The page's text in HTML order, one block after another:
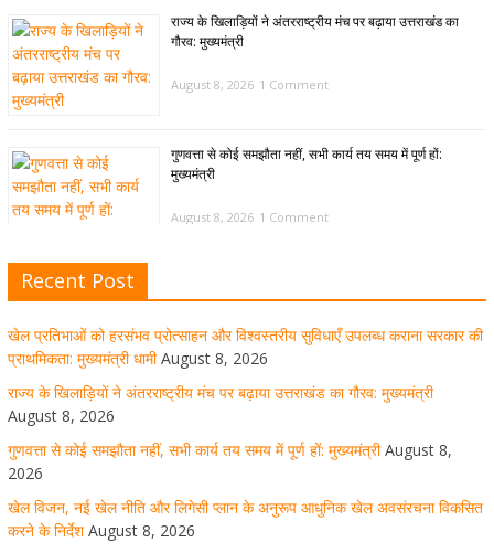
राज्य के खिलाड़ियों ने अंतरराष्ट्रीय मंच पर बढ़ाया उत्तराखंड का
गौरव: मुख्यमंत्री
August 8, 2026 1 Comment
गुणवत्ता से कोई समझौता नहीं, सभी कार्य तय समय में पूर्ण हों:
मुख्यमंत्री
August 8, 2026 1 Comment
अवसंरचना विकसित करने के निर्देश
August 8, 2026 1 Comment
उत्तराखंड को खेल उत्कृष्टता का केंद्र बनाने की दिशा में तेजी से आगे
बढ़ रही उत्तराखंड स्पोर्ट्स यूनिवर्सिटी परियोजना
August 8, 2026 1 Comment
Recent Post
खेल प्रतिभाओं को हरसंभव प्रोत्साहन और विश्वस्तरीय सुविधाएँ उपलब्ध कराना सरकार की
प्राथमिकता: मुख्यमंत्री धामी August 8, 2026
राज्य के खिलाड़ियों ने अंतरराष्ट्रीय मंच पर बढ़ाया उत्तराखंड का गौरव: मुख्यमंत्री
August 8, 2026
गुणवत्ता से कोई समझौता नहीं, सभी कार्य तय समय में पूर्ण हों: मुख्यमंत्री August 8,
2026
खेल विजन, नई खेल नीति और लिगेसी प्लान के अनुरूप आधुनिक खेल अवसंरचना विकसित
करने के निर्देश August 8, 2026